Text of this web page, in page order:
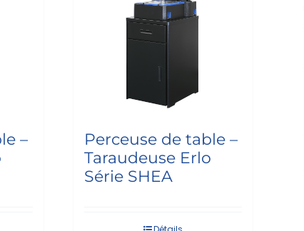
–
Perceuse de table –
Taraudeuse Erlo
Série SHEA